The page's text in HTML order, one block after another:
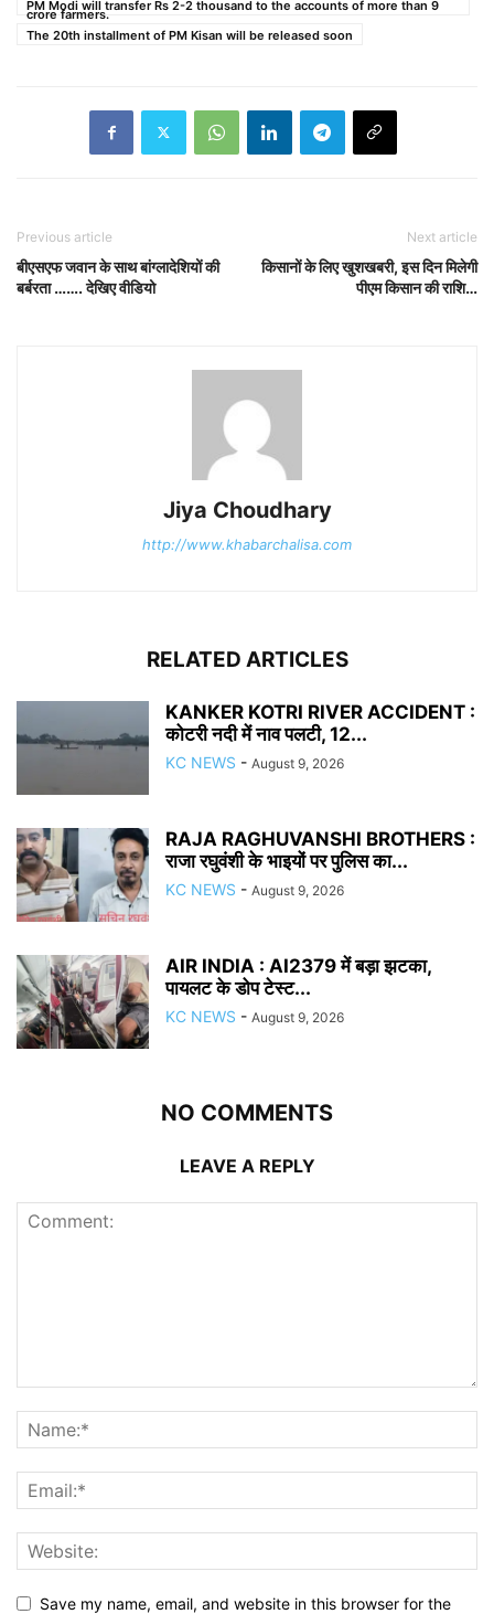
PM Modi will transfer Rs 2-2 thousand to the accounts of more than 9
crore farmers.
The 20th installment of PM Kisan will be released soon
Previous article
बीएसएफ जवान के साथ बांग्लादेशियों की
बर्बरता ……. देखिए वीडियो
Next article
किसानों के लिए खुशखबरी, इस दिन मिलेगी
पीएम किसान की राशि…
Jiya Choudhary
http://www.khabarchalisa.com
RELATED ARTICLES
KANKER KOTRI RIVER ACCIDENT :
कोटरी नदी में नाव पलटी, 12...
KC NEWS - August 9, 2026
RAJA RAGHUVANSHI BROTHERS :
राजा रघुवंशी के भाइयों पर पुलिस का...
KC NEWS - August 9, 2026
AIR INDIA : AI2379 में बड़ा झटका,
पायलट के डोप टेस्ट...
KC NEWS - August 9, 2026
NO COMMENTS
LEAVE A REPLY
Save my name, email, and website in this browser for the